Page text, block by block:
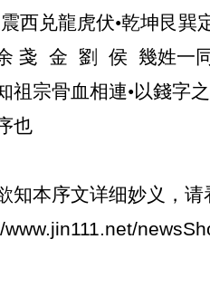
西兑龍虎伏•乾坤艮巽
戔 金 劉 侯 幾姓一
祖宗骨血相連•以錢字
也
知本序文详细妙义，请
www.jin111.net/